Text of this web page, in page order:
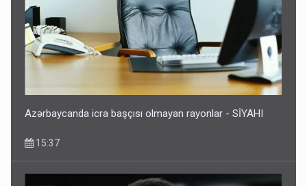
Azərbaycanda icra başçısı olmayan rayonlar - SİYAHI
15:37